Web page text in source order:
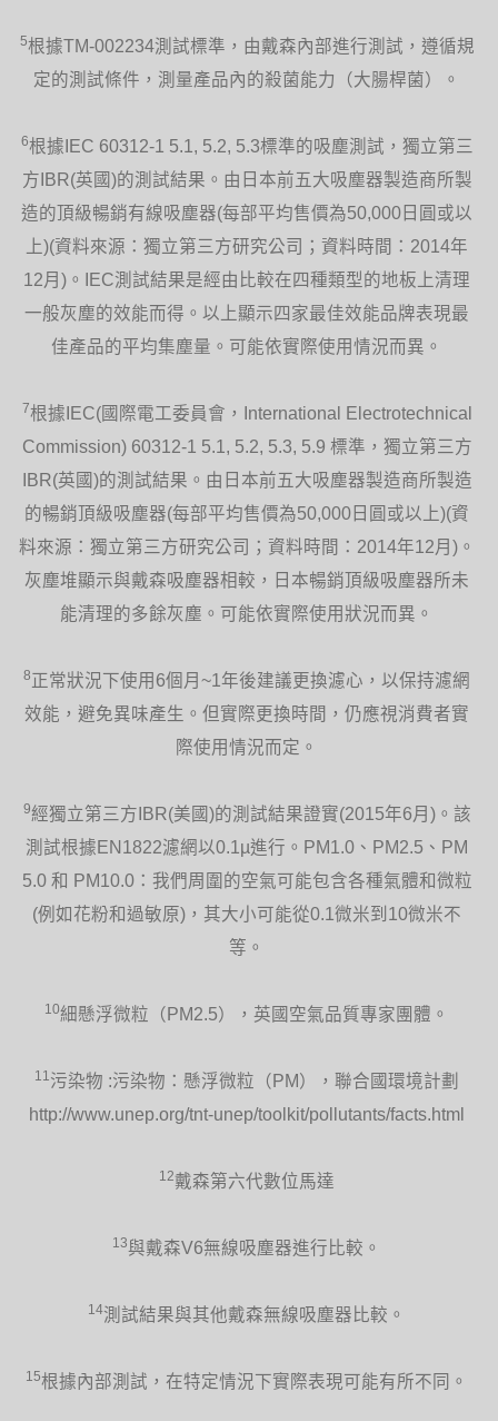
適合夜間使用
Dyson Hot+Cool™涼暖氣流倍增器配備智
能恆溫器，能在您睡眠時保持設定溫度，
您亦可以利用內建睡眠定時功能調效自動
關機時間。唯一榮獲安靜標準獎項的涼暖
氣流倍增器能讓您安寢無憂。
靜。由噪音消除協會授予的安靜標準獎項
一鍵啟用流暢擺動，讓氣流能送遍房間。
遙控器
能以遙控器設定擺動、溫度及氣流。完美
幅度與磁性設計方便安置於機身上。
AM09靠自身重心旋轉，無需配件固定即
方便清潔
5根據TM-002234測試標準，由戴森內部進行測試，遵循規
定的測試條件，測量產品內的殺菌能力（大腸桿菌）。
6根據IEC 60312-1 5.1, 5.2, 5.3標準的吸塵測試，獨立第三
方IBR(英國)的測試結果。由日本前五大吸塵器製造商所製
造的頂級暢銷有線吸塵器(每部平均售價為50,000日圓或以
上)(資料來源：獨立第三方研究公司；資料時間：2014年
12月)。IEC測試結果是經由比較在四種類型的地板上清理
一般灰塵的效能而得。以上顯示四家最佳效能品牌表現最
佳產品的平均集塵量。可能依實際使用情況而異。
7根據IEC(國際電工委員會，International Electrotechnical
Commission) 60312-1 5.1, 5.2, 5.3, 5.9 標準，獨立第三方
IBR(英國)的測試結果。由日本前五大吸塵器製造商所製造
的暢銷頂級吸塵器(每部平均售價為50,000日圓或以上)(資
料來源：獨立第三方研究公司；資料時間：2014年12月)。
灰塵堆顯示與戴森吸塵器相較，日本暢銷頂級吸塵器所未
能清理的多餘灰塵。可能依實際使用狀況而異。
8正常狀況下使用6個月~1年後建議更換濾心，以保持濾網
效能，避免異味產生。但實際更換時間，仍應視消費者實
際使用情況而定。
9經獨立第三方IBR(美國)的測試結果證實(2015年6月)。該
測試根據EN1822濾網以0.1µ進行。PM1.0、PM2.5、PM
5.0 和 PM10.0：我們周圍的空氣可能包含各種氣體和微粒
(例如花粉和過敏原)，其大小可能從0.1微米到10微米不
等。
10細懸浮微粒（PM2.5），英國空氣品質專家團體。
11 污染物 :污染物：懸浮微粒（PM），聯合國環境計劃
http://www.unep.org/tnt-unep/toolkit/pollutants/facts.html
12戴森第六代數位馬達
13與戴森V6無線吸塵器進行比較。
14測試結果與其他戴森無線吸塵器比較。
15根據內部測試，在特定情況下實際表現可能有所不同。